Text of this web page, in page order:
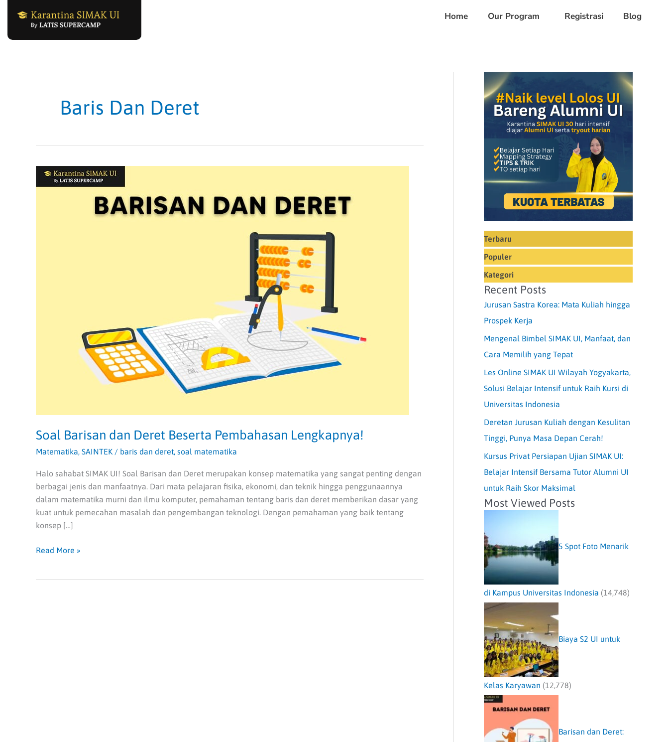
Home Our Program Registrasi Blog
Baris Dan Deret
Soal Barisan dan Deret Beserta Pembahasan Lengkapnya!
Matematika, SAINTEK / baris dan deret, soal matematika
Halo sahabat SIMAK UI! Soal Barisan dan Deret merupakan konsep matematika yang sangat penting dengan
berbagai jenis dan manfaatnya. Dari mata pelajaran fisika, ekonomi, dan teknik hingga penggunaannya
dalam matematika murni dan ilmu komputer, pemahaman tentang baris dan deret memberikan dasar yang
kuat untuk pemecahan masalah dan pengembangan teknologi. Dengan pemahaman yang baik tentang
konsep […]
Soal
Barisan
Read More »
Terbaru
Populer
Kategori
Recent Posts
Jurusan Sastra Korea: Mata Kuliah hingga
Prospek Kerja
Mengenal Bimbel SIMAK UI, Manfaat, dan
Cara Memilih yang Tepat
Les Online SIMAK UI Wilayah Yogyakarta,
Solusi Belajar Intensif untuk Raih Kursi di
Universitas Indonesia
Deretan Jurusan Kuliah dengan Kesulitan
Tinggi, Punya Masa Depan Cerah!
Kursus Privat Persiapan Ujian SIMAK UI:
Belajar Intensif Bersama Tutor Alumni UI
untuk Raih Skor Maksimal
Most Viewed Posts
5 Spot Foto Menarik
di Kampus Universitas Indonesia (14,748)
Biaya S2 UI untuk
Kelas Karyawan (12,778)
Barisan dan Deret: